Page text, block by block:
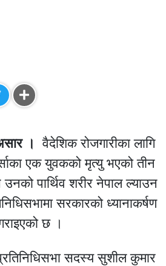
। वैदेशिक रोजगारीका लागि
एक युवकको मृत्यु भएको तीन
उनको पार्थिव शरीर नेपाल ल्याउन
सरकारको ध्यानाकर्षण
छ ।
सदस्य सुशील कुमार